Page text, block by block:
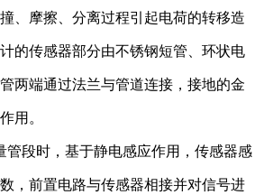
、摩擦、分离过程引起电荷的转移造
的传感器部分由不锈钢短管、环状电
两端通过法兰与管道连接，接地的金
用。
管段时，基于静电感应作用，传感器感
，前置电路与传感器相接并对信号进